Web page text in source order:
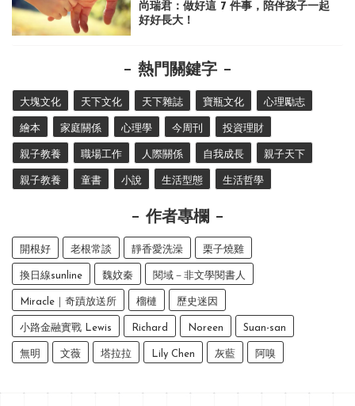
尚瑞君：做好這 7 件事，陪伴孩子一起
好好長大！
熱門關鍵字
大塊文化 天下文化 天下雜誌 寶瓶文化 心理勵志
繪本 家庭關係 心理學 今周刊 投資理財
親子教養 職場工作 人際關係 自我成長 親子天下
親子教養 童書 小說 生活型態 生活哲學
作者專欄
開根好 老根常談 靜香愛洗澡 栗子燒雞
換日線sunline 魏妏秦 閱域－非文學閱書人
Miracle｜奇蹟放送所 榴槤 歷史迷因
小路金融實戰 Lewis Richard Noreen Suan-san
無明 文薇 塔拉拉 Lily Chen 灰藍 阿嗅